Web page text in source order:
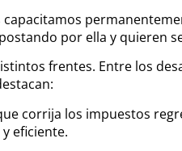
por ella y quieren
frentes. Entre los
corrija los impuestos
eficiente.